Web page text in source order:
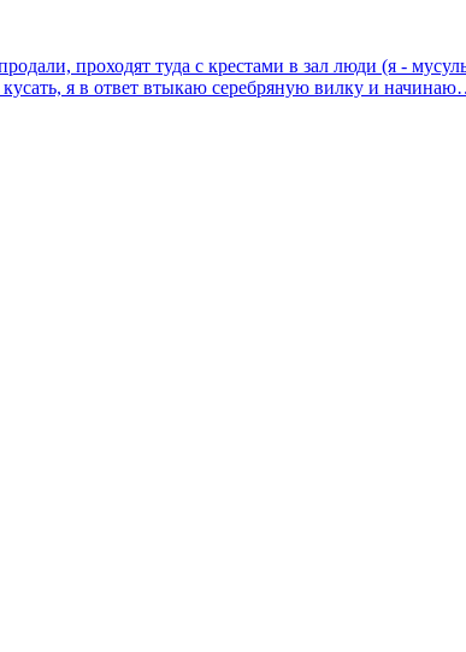
проходят туда с крестами в зал люди (я -
я в ответ втыкаю серебряную вилку и